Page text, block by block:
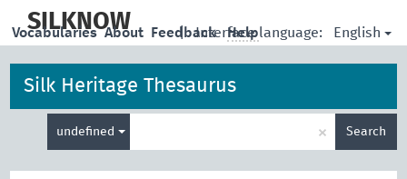
main
SILKNOW | Interface language: English
Vocabularies About Feedback Help
Silk Heritage Thesaurus
undefined × Search